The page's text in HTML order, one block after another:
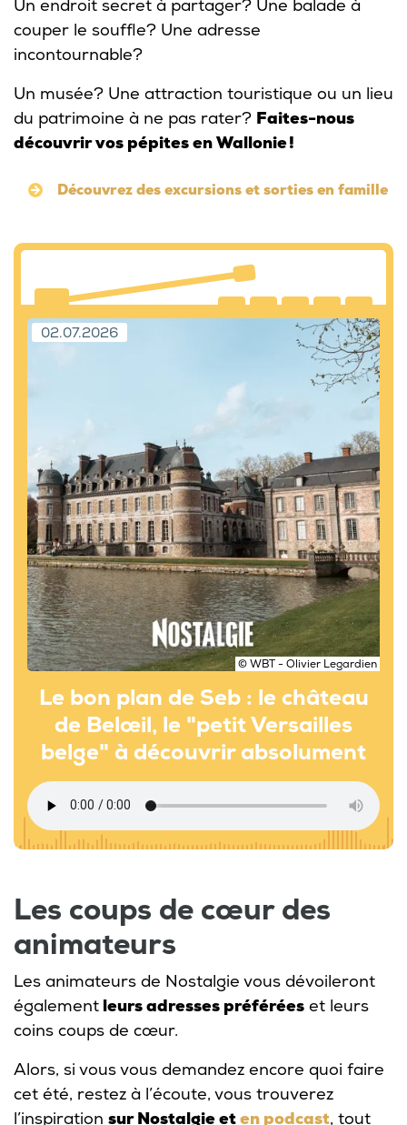
Un endroit secret à partager? Une balade à
couper le souffle? Une adresse
incontournable?
Un musée? Une attraction touristique ou un lieu
du patrimoine à ne pas rater? Faites-nous
découvrir vos pépites en Wallonie !
Découvrez des excursions et sorties en famille
© WBT - Olivier Legardien
02.07.2026
Le bon plan de Seb : le château
de Belœil, le "petit Versailles
belge" à découvrir absolument
Les coups de cœur des
animateurs
Les animateurs de Nostalgie vous dévoileront
également leurs adresses préférées et leurs
coins coups de cœur.
Alors, si vous vous demandez encore quoi faire
cet été, restez à l’écoute, vous trouverez
l’inspiration sur Nostalgie eten podcast, tout